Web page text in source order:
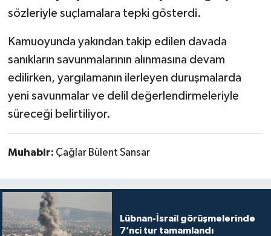
sözleriyle suçlamalara tepki gösterdi.
Kamuoyunda yakından takip edilen davada
sanıkların savunmalarının alınmasına devam
edilirken, yargılamanın ilerleyen duruşmalarda
yeni savunmalar ve delil değerlendirmeleriyle
süreceği belirtiliyor.
Muhabir: Çağlar Bülent Sansar
Lübnan-İsrail görüşmelerinde
7’nci tur tamamlandı